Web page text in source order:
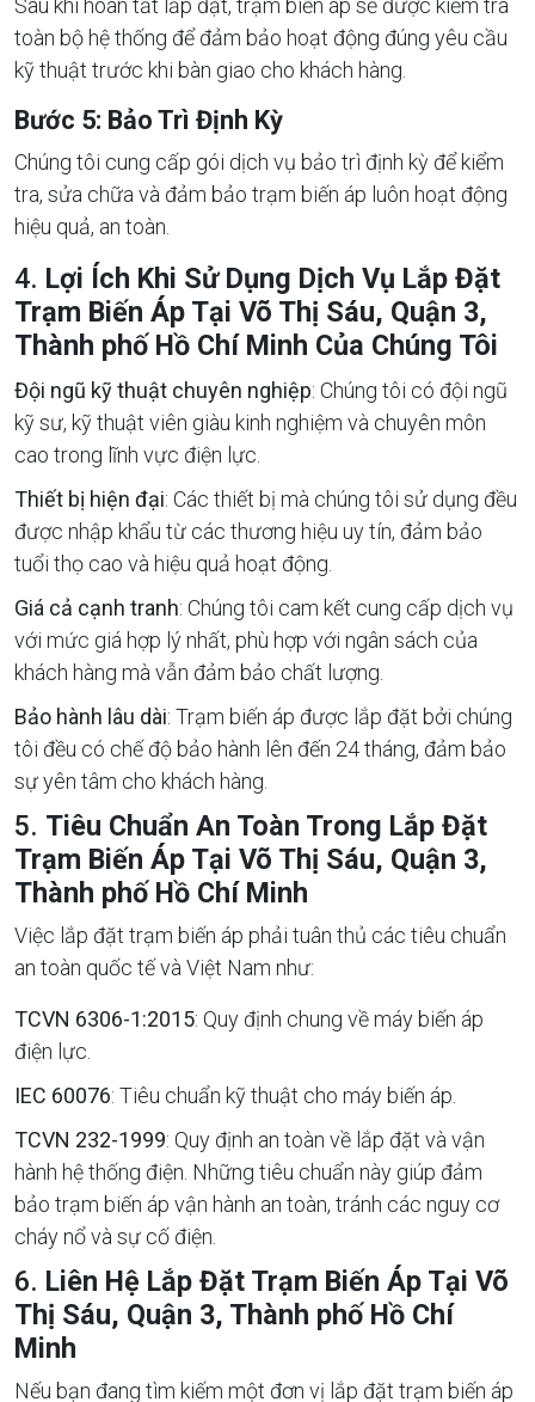
toàn bộ hệ thống để đảm bảo hoạt động đúng yêu cầu
kỹ thuật trước khi bàn giao cho khách hàng.
Bước 5: Bảo Trì Định Kỳ
Chúng tôi cung cấp gói dịch vụ bảo trì định kỳ để kiểm
tra, sửa chữa và đảm bảo trạm biến áp luôn hoạt động
hiệu quả, an toàn.
4. Lợi Ích Khi Sử Dụng Dịch Vụ Lắp Đặt
Trạm Biến Áp Tại Võ Thị Sáu, Quận 3,
Thành phố Hồ Chí Minh Của Chúng Tôi
Đội ngũ kỹ thuật chuyên nghiệp: Chúng tôi có đội ngũ
kỹ sư, kỹ thuật viên giàu kinh nghiệm và chuyên môn
cao trong lĩnh vực điện lực.
Thiết bị hiện đại: Các thiết bị mà chúng tôi sử dụng đều
được nhập khẩu từ các thương hiệu uy tín, đảm bảo
tuổi thọ cao và hiệu quả hoạt động.
Giá cả cạnh tranh: Chúng tôi cam kết cung cấp dịch vụ
với mức giá hợp lý nhất, phù hợp với ngân sách của
khách hàng mà vẫn đảm bảo chất lượng.
Bảo hành lâu dài: Trạm biến áp được lắp đặt bởi chúng
tôi đều có chế độ bảo hành lên đến 24 tháng, đảm bảo
sự yên tâm cho khách hàng.
5. Tiêu Chuẩn An Toàn Trong Lắp Đặt
Trạm Biến Áp Tại Võ Thị Sáu, Quận 3,
Thành phố Hồ Chí Minh
Việc lắp đặt trạm biến áp phải tuân thủ các tiêu chuẩn
an toàn quốc tế và Việt Nam như:
TCVN 6306-1:2015: Quy định chung về máy biến áp
điện lực.
IEC 60076: Tiêu chuẩn kỹ thuật cho máy biến áp.
TCVN 232-1999: Quy định an toàn về lắp đặt và vận
hành hệ thống điện. Những tiêu chuẩn này giúp đảm
bảo trạm biến áp vận hành an toàn, tránh các nguy cơ
cháy nổ và sự cố điện.
6. Liên Hệ Lắp Đặt Trạm Biến Áp Tại Võ
Thị Sáu, Quận 3, Thành phố Hồ Chí
Minh
Nếu bạn đang tìm kiếm một đơn vị lắp đặt trạm biến áp